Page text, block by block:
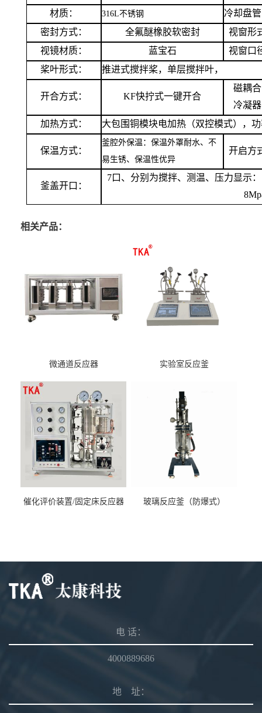
材质：
316L不锈钢 冷却盘管
密封方式：
全氟醚橡胶软密封
视窗形
视镜材质：
蓝宝石
视窗口
桨叶形式：
推进式搅拌桨，单层搅拌叶，
开合方式： KF快拧式一键开合
磁耦合
冷凝器
加热方式：
大包围铜模块电加热 （双控模式） ，
保温方式：
釜腔外保温：保温外罩耐水、不
易生锈、保温性优异
开启方
釜盖开口：
7口、分别为搅拌、 测温、 压力显示 ：
相关产品：
微通道反应器 实验室反应釜
催化评价装置/固定床反应器 玻璃反应釜（防爆式）
电 话：
4000889686
地 址：